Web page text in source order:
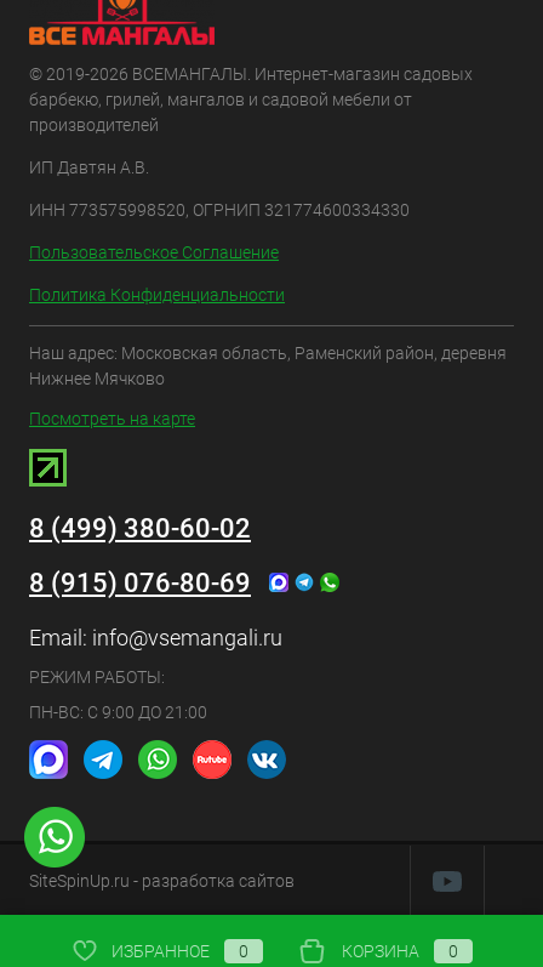
© 2019-2026 ВСЕМАНГАЛЫ. Интернет-магазин садовых
барбекю, грилей, мангалов и садовой мебели от
производителей
ИП Давтян А.В.
ИНН 773575998520, ОГРНИП 321774600334330
Пользовательское Соглашение
Политика Конфиденциальности
Наш адрес: Московская область, Раменский район, деревня
Нижнее Мячково
Посмотреть на карте
8 (499) 380-60-02
8 (915) 076-80-69
Email: info@vsemangali.ru
РЕЖИМ РАБОТЫ:
ПН-ВС: С 9:00 ДО 21:00
SiteSpinUp.ru - разработка сайтов
ИЗБРАННОЕ 0 КОРЗИНА 0